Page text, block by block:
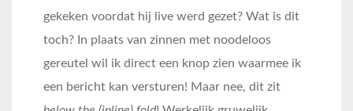
gekeken voordat hij live werd gezet? Wat is dit
toch? In plaats van zinnen met noodeloos
gereutel wil ik direct een knop zien waarmee ik
een bericht kan versturen! Maar nee, dit zit